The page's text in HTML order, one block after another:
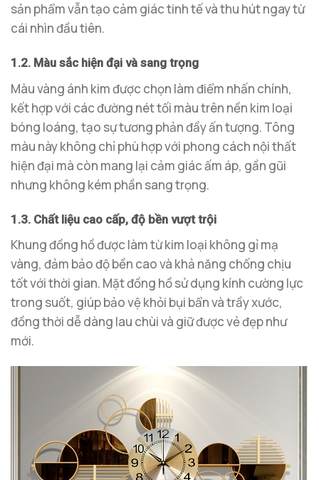
sản phẩm vẫn tạo cảm giác tinh tế và thu hút ngay từ
cái nhìn đầu tiên.
1.2. Màu sắc hiện đại và sang trọng
Màu vàng ánh kim được chọn làm điểm nhấn chính,
kết hợp với các đường nét tối màu trên nền kim loại
bóng loáng, tạo sự tương phản đầy ấn tượng. Tông
màu này không chỉ phù hợp với phong cách nội thất
hiện đại mà còn mang lại cảm giác ấm áp, gần gũi
nhưng không kém phần sang trọng.
1.3. Chất liệu cao cấp, độ bền vượt trội
Khung đồng hồ được làm từ kim loại không gỉ mạ
vàng, đảm bảo độ bền cao và khả năng chống chịu
tốt với thời gian. Mặt đồng hồ sử dụng kính cường lực
trong suốt, giúp bảo vệ khỏi bụi bẩn và trầy xước,
đồng thời dễ dàng lau chùi và giữ được vẻ đẹp như
mới.